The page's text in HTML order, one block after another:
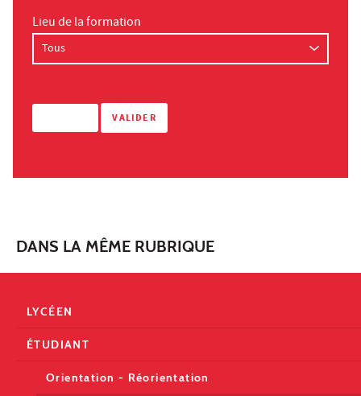
Lieu de la formation
DANS LA MÊME RUBRIQUE
LYCÉEN
ÉTUDIANT
Orientation - Réorientation